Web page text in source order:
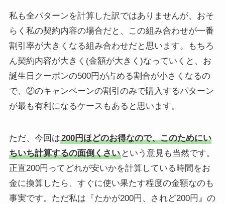
私も全パターンを計算した訳ではありませんが、おそ
らく私の契約内容の場合だと、この組み合わせが一番
割引率が大きくなる組み合わせだと思います。もちろ
ん契約内容が大きく(金額が大きく)なっていくと、お
誕生日クーポンの500円が占める割合が小さくなるの
で、②のキャンペーンの割引のみで購入するパターン
が最も有利になるケースもあると思います。
ただ、今回は200円ほどのお得なので、このためにい
ちいち計算するの面倒くさいという意見も当然です。
正直200円ってどれが安いかを計算している時間をお
金に換算したら、すぐに使い果たす程度の金額なのも
事実です。ただ私は『たかが200円、されど200円』の